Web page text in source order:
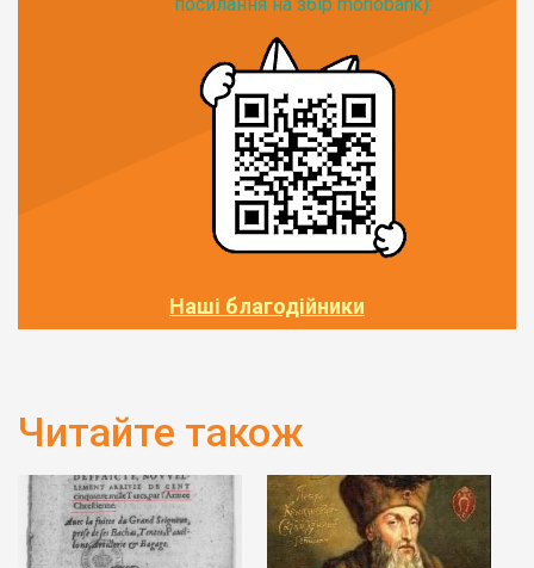
Наші благодійники
Читайте також